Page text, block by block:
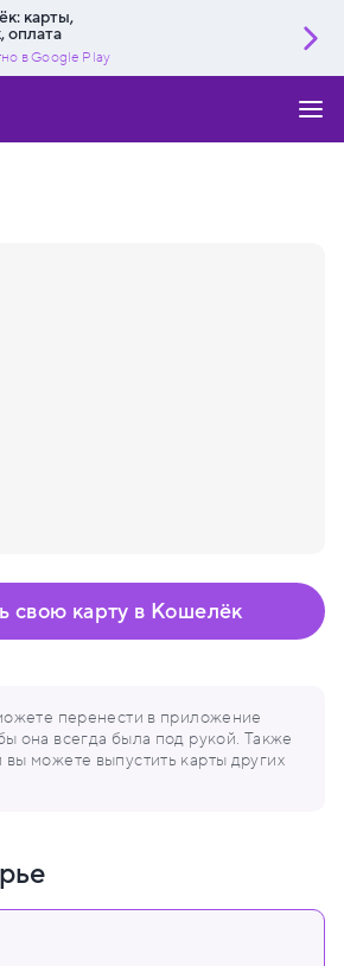
карты,
оплата
в Google Play
перенести в приложение
она всегда была под рукой. Также
можете выпустить карты других
свою карту в Кошелёк